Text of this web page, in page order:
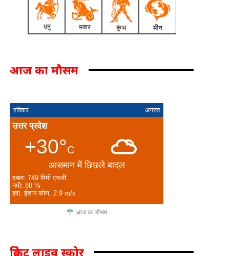
आज का मौसम
रविवार अगस्त
उत्तर प्रदेश
+30°C
आसमान में छिछले बादल
दबाव: 749 मिमी एचजी
नमी: 88 %
हवा: ईशान कोण, 2.9 m/s
आज का मौसम
क्रिकेट लाइव स्कोर